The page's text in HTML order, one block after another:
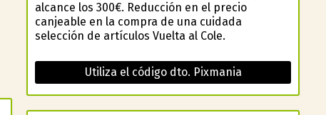
alcance los 300€. Reducción en el precio
canjeable en la compra de una cuidada
selección de artículos Vuelta al Cole.
Utiliza el código dto. Pixmania